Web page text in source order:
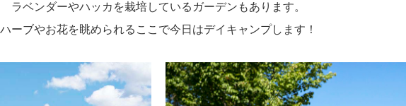
ラベンダーやハッカを栽培しているガーデンもあります。
ハーブやお花を眺められるここで今日はデイキャンプします！